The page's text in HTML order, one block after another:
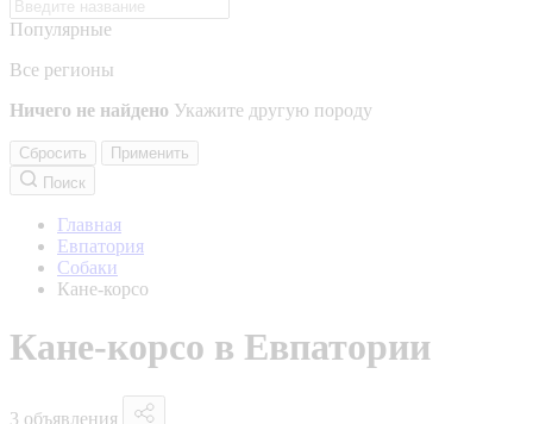
Популярные
Все регионы
Ничего не найдено Укажите другую породу
Сбросить
Применить
Поиск
Главная
Евпатория
Собаки
Кане-корсо
Кане-корсо в Евпатории
3 объявления